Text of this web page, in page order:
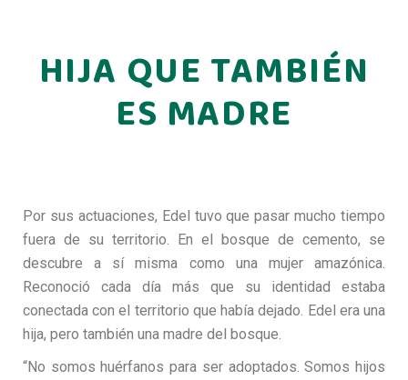
HIJA QUE TAMBIÉN
ES MADRE
Por sus actuaciones, Edel tuvo que pasar mucho tiempo
fuera de su territorio. En el bosque de cemento, se
descubre a sí misma como una mujer amazónica.
Reconoció cada día más que su identidad estaba
conectada con el territorio que había dejado. Edel era una
hija, pero también una madre del bosque.
“No somos huérfanos para ser adoptados. Somos hijos